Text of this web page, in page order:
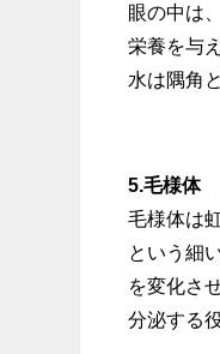
眼の中は
栄養を与
水は隅角
5.毛様体
毛様体は
という細
を変化さ
分泌する